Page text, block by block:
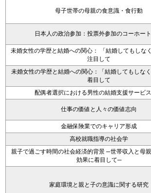
母子世帯の母親の食意識・食行動
日本人の政治参加：投票外参加のコーホー
未婚女性の学歴と結婚への関心： 「結婚してもしな
注目して
未婚女性の学歴と結婚への関心：「結婚してもしな
着目して
配偶者選択における男性の結婚支援サービ
仕事の価値と人々の価値志向
金融保険業でのキャリア形成
高校就職指導の社会学
親子で過ごす時間の社会経済的背景 ─世帯収入と母
効果に着目して─
家庭環境と親と子の意識に関する研究